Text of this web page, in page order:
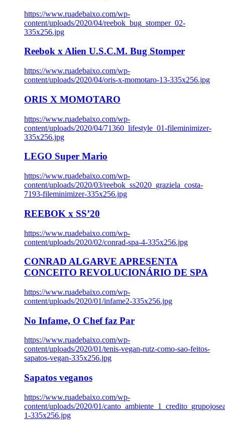
https://www.ruadebaixo.com/wp-
content/uploads/2020/04/reebok_bug_stomper_02-
335x256.jpg
Reebok x Alien U.S.C.M. Bug Stomper
https://www.ruadebaixo.com/wp-
content/uploads/2020/04/oris-x-momotaro-13-335x256.jpg
ORIS X MOMOTARO
https://www.ruadebaixo.com/wp-
content/uploads/2020/04/71360_lifestyle_01-fileminimizer-
335x256.jpg
LEGO Super Mario
https://www.ruadebaixo.com/wp-
content/uploads/2020/03/reebok_ss2020_graziela_costa-
7193-fileminimizer-335x256.jpg
REEBOK x SS’20
https://www.ruadebaixo.com/wp-
content/uploads/2020/02/conrad-spa-4-335x256.jpg
CONRAD ALGARVE APRESENTA
CONCEITO REVOLUCIONÁRIO DE SPA
https://www.ruadebaixo.com/wp-
content/uploads/2020/01/infame2-335x256.jpg
No Infame, O Chef faz Par
https://www.ruadebaixo.com/wp-
content/uploads/2020/01/tenis-vegan-rutz-como-sao-feitos-
sapatos-vegan-335x256.jpg
Sapatos veganos
https://www.ruadebaixo.com/wp-
content/uploads/2020/01/
1-335x256.jpg